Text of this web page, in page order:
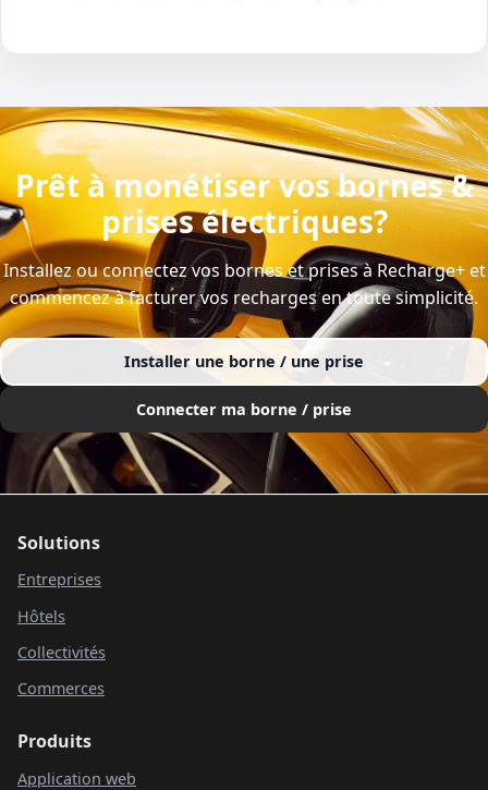
Prêt à monétiser vos bornes &
prises électriques?
Installez ou connectez vos bornes et prises à Recharge+ et
commencez à facturer vos recharges en toute simplicité.
Installer une borne / une prise
Connecter ma borne / prise
Solutions
Entreprises
Hôtels
Collectivités
Commerces
Produits
Application web